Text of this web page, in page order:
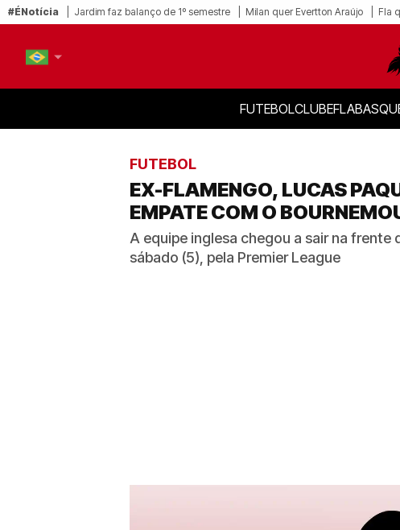
#ÉNotícia Jardim faz balanço de 1º semestre Milan quer Evertton Araújo Fla
FUTEBOLCLUBE
FUTEBOL
EX-FLAMENGO, LUCAS
EMPATE COM O
A equipe inglesa chegou a sair na
sábado (5), pela Premier League